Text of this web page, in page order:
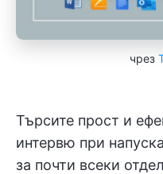
чрез
Търсите прост и
интервю при
за почти всеки